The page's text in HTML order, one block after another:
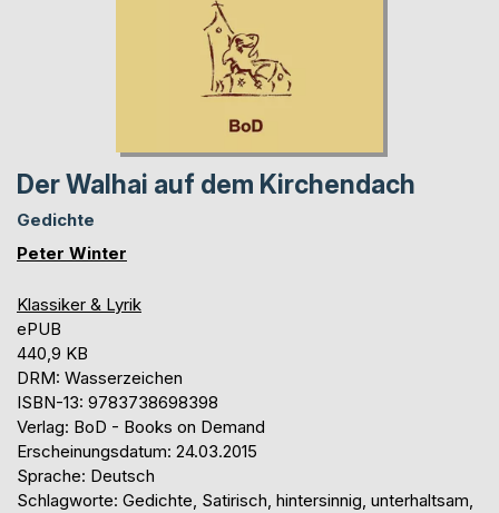
Der Walhai auf dem Kirchendach
Gedichte
Peter Winter
Klassiker & Lyrik
ePUB
440,9 KB
DRM: Wasserzeichen
ISBN-13: 9783738698398
Verlag: BoD - Books on Demand
Erscheinungsdatum: 24.03.2015
Sprache: Deutsch
Schlagworte: Gedichte, Satirisch, hintersinnig, unterhaltsam,